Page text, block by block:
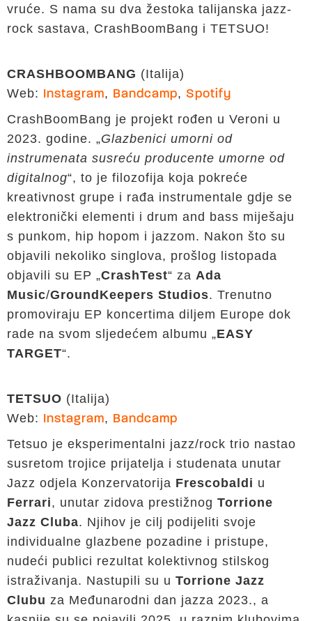
vruće. S nama su dva žestoka talijanska jazz-
rock sastava, CrashBoomBang i TETSUO!
CRASHBOOMBANG (Italija)
Web: Instagram, Bandcamp, Spotify
CrashBoomBang je projekt rođen u Veroni u
2023. godine. „Glazbenici umorni od
instrumenata susreću producente umorne od
digitalnog“, to je filozofija koja pokreće
kreativnost grupe i rađa instrumentale gdje se
elektronički elementi i drum and bass miješaju
s punkom, hip hopom i jazzom. Nakon što su
objavili nekoliko singlova, prošlog listopada
objavili su EP „CrashTest“ za Ada
Music/GroundKeepers Studios. Trenutno
promoviraju EP koncertima diljem Europe dok
rade na svom sljedećem albumu „EASY
TARGET“.
TETSUO (Italija)
Web: Instagram, Bandcamp
Tetsuo je eksperimentalni jazz/rock trio nastao
susretom trojice prijatelja i studenata unutar
Jazz odjela Konzervatorija Frescobaldi u
Ferrari, unutar zidova prestižnog Torrione
Jazz Cluba. Njihov je cilj podijeliti svoje
individualne glazbene pozadine i pristupe,
nudeći publici rezultat kolektivnog stilskog
istraživanja. Nastupili su u Torrione Jazz
Clubu za Međunarodni dan jazza 2023., a